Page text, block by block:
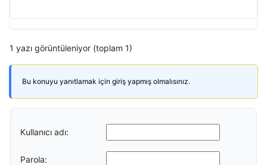
1 yazı görüntüleniyor (toplam 1)
Bu konuyu yanıtlamak için giriş yapmış olmalısınız.
Kullanıcı adı:
Parola: